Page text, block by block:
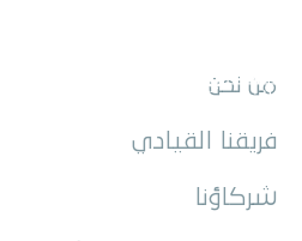
من نحن
فريقنا القيادي
شركاؤنا